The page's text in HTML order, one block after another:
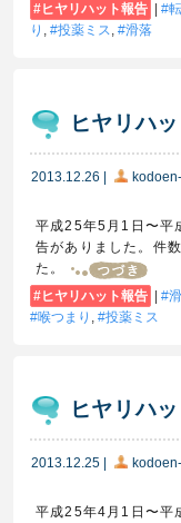
ヒヤリハット報告
り , 投薬ミス, 滑落
ヒヤリハ
2013.12.26 |
平成25年5月1日〜平
告がありました。件
た。
ヒヤリハット報告 |
喉つまり
投薬ミス
ヒヤリハ
2013.12.25 |
平成25年4月1日〜平